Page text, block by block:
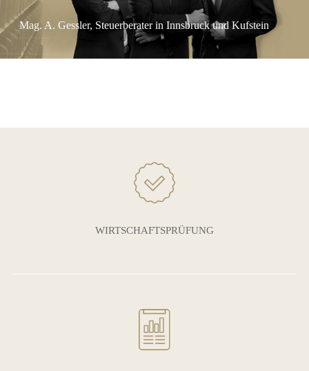
Mag. A. Gessler, Steuerberater in Innsbruck und Kufstein
WIRTSCHAFTSPRÜFUNG